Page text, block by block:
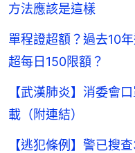
方法應該是這樣
單程證超額？過去10
超每日150限額？
【武漢肺炎】消委會
載（附連結）
【逃犯條例】警已搜